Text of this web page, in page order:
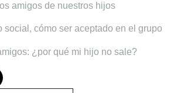
amigos de nuestros hijos
social, cómo ser aceptado en el grupo
¿por qué mi hijo no sale?